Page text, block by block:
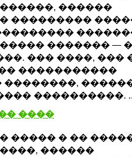
������
���������
������� —
��� ����, ���
�����������
����������.
����
����� � ��
������